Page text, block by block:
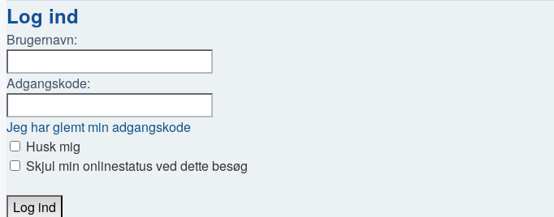
Log ind
Brugernavn:
Adgangskode:
Jeg har glemt min adgangskode
Husk mig
Skjul min onlinestatus ved dette besøg